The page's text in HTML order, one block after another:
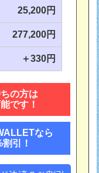
25,200円
277,200円
＋330円
の方は
です！
なら
引！